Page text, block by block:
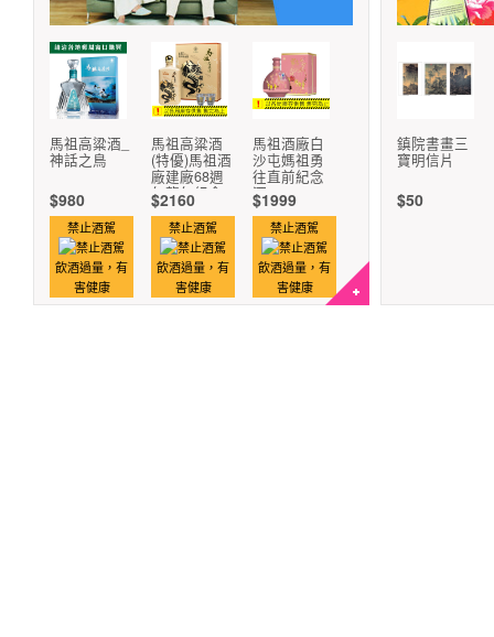
馬祖高粱酒_
神話之鳥
$980
禁止酒駕
飲酒過量，有
害健康
馬祖高粱酒
(特優)馬祖酒
廠建廠68週
年龍年紀念
酒
$2160
禁止酒駕
飲酒過量，有
害健康
馬祖酒廠白
沙屯媽祖勇
往直前紀念
酒
$1999
禁止酒駕
飲酒過量，有
害健康
鎮院書畫三
寶明信片
$50